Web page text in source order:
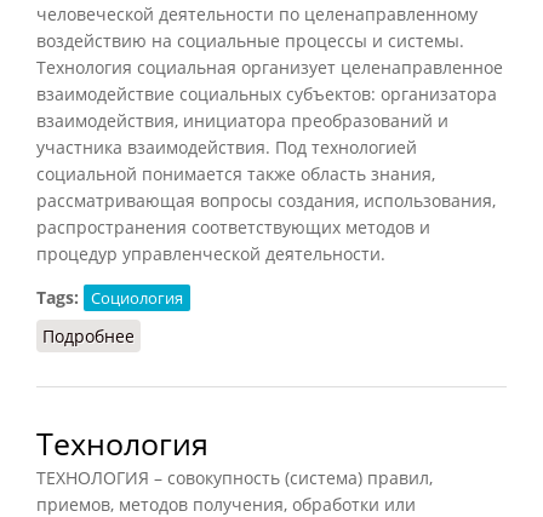
человеческой деятельности по целенаправленному
воздействию на социальные процессы и системы.
Технология социальная организует целенаправленное
взаимодействие социальных субъектов: организатора
взаимодействия, инициатора преобразований и
участника взаимодействия. Под технологией
социальной понимается также область знания,
рассматривающая вопросы создания, использования,
распространения соответствующих методов и
процедур управленческой деятельности.
Tags:
Социология
Подробнее
Технология
ТЕХНОЛОГИЯ – совокупность (система) правил,
приемов, методов получения, обработки или